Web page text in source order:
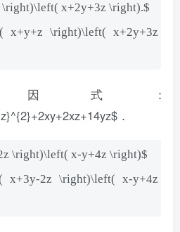
x+2y+3z \right).$
x+y+z \right)\left( x+2y+3z
式：
．
\right)\left( x-y+4z \right)$
x+3y-2z \right)\left( x-y+4z